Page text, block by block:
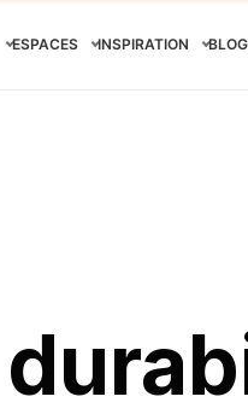
ESPACES INSPIRATION BLOG